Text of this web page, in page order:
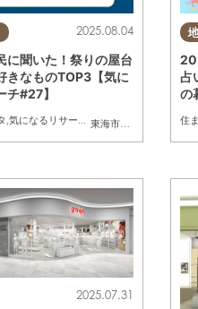
東海市
,大府市 知多市,
2025.08.04
に聞いた！祭りの屋台
きなものTOP3【気に
チ#27】
気になるリサーチ 家族
占
の
住
2025.07.31